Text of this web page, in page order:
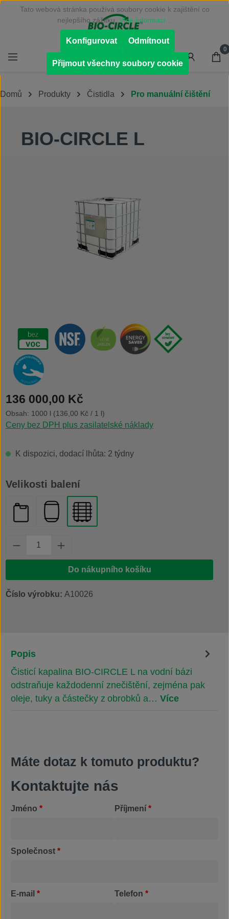
Přejít na hlavní obsah
0
Domů Produkty Čistidla Pro manuální čištění
BIO-CIRCLE L
Běžná cena:
136 000,00 Kč
Obsah: 1000 l (136,00 Kč / 1 l)
Ceny bez DPH plus zasilatelské náklady
K dispozici, dodací lhůta: 2 týdny
Vyberte
Velikosti balení
kanystr 20 lplastový sud 200 lIBC kontejner 1000 l
Množství produktu: Zadejte požadované
Do nákupního košíku
Číslo výrobku: A10026
Popis
Čisticí kapalina BIO-CIRCLE L na vodní bázi
odstraňuje každodenní znečištění, zejména pak
oleje, tuky a částečky z obrobků a… Více
Máte dotaz k tomuto produktu?
Kontaktujte nás
Jméno * Příjmení *
Společnost *
E-mail * Telefon *
Tato webová stránka používá soubory cookie k zajištění co
nejlepšího zážitku. Více informací...
Odmítnout
Konfigurovat
Přijmout všechny soubory cookie